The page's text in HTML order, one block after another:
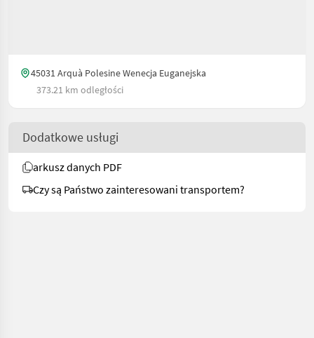
45031 Arquà Polesine Wenecja Euganejska
373.21 km odległości
Dodatkowe usługi
arkusz danych PDF
Czy są Państwo zainteresowani transportem?